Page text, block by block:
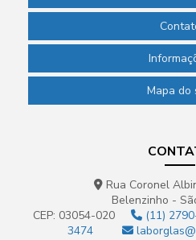
Mapa do
Rua Coronel
Belenzinho -
CEP: 03054-020
(11)
3474